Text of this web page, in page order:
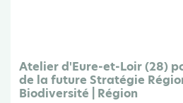
Atelier d'Eure-et-Loir (28)
de la future Stratégie
Biodiversité | Région